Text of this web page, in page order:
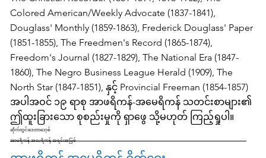
Colored American/Weekly Advocate (1837-1841),
Douglass' Monthly (1859-1863), Frederick Douglass' Paper
(1851-1855), The Freedmen's Record (1865-1874),
Freedom's Journal (1827-1829), The National Era (1847-
1860), The Negro Business League Herald (1909), The
North Star (1847-1851), နှင့် Provincial Freeman (1854-1857)
အပါအဝင် ၁၉ ရာစု အာဖရိကန်-အမေရိကန် သတင်းစာများ၏
ဤထူးခြားသော စုစည်းမှုကို ရှာဖွေ သို့မဟုတ် ကြည့်ရှုပါ။
ဆိုက်တွင်းဒေတာဘေ့စ်
အာဖရိကန် အမေရိကန် အရင်းအမြစ်